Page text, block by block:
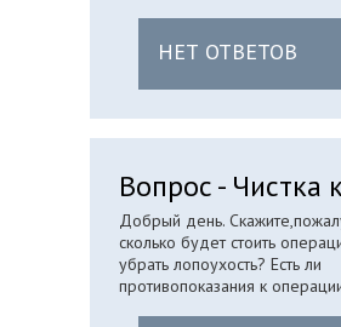
НЕТ ОТВЕТОВ
Вопрос - Чистка
Добрый день.
сколько будет стоить
убрать лопоухость? Есть ли
противопоказания к